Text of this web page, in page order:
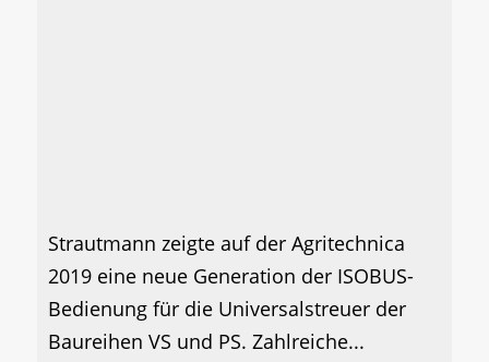
Strautmann zeigte auf der Agritechnica
2019 eine neue Generation der ISOBUS-
Bedienung für die Universalstreuer der
Baureihen VS und PS. Zahlreiche...